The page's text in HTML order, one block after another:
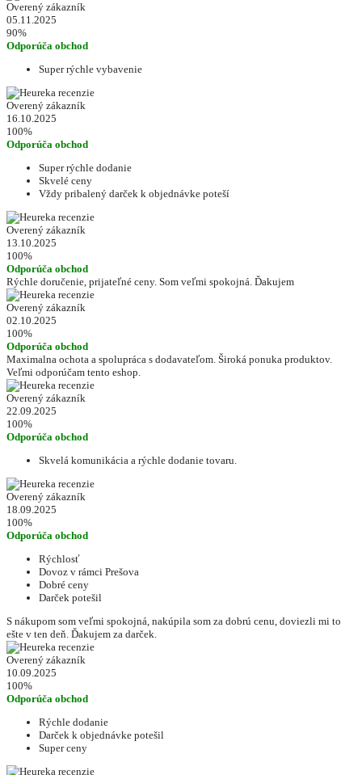
Overený zákazník
05.11.2025
90%
Odporúča obchod
Super rýchle vybavenie
Overený zákazník
16.10.2025
100%
Odporúča obchod
Super rýchle dodanie
Skvelé ceny
Vždy pribalený darček k objednávke poteší
Overený zákazník
13.10.2025
100%
Odporúča obchod
Rýchle doručenie, prijateľné ceny. Som veľmi spokojná. Ďakujem
Overený zákazník
02.10.2025
100%
Odporúča obchod
Maximalna ochota a spolupráca s dodavateľom. Široká ponuka produktov.
Veľmi odporúčam tento eshop.
Overený zákazník
22.09.2025
100%
Odporúča obchod
Skvelá komunikácia a rýchle dodanie tovaru.
Overený zákazník
18.09.2025
100%
Odporúča obchod
Rýchlosť
Dovoz v rámci Prešova
Dobré ceny
Darček potešil
S nákupom som veľmi spokojná, nakúpila som za dobrú cenu, doviezli mi to
ešte v ten deň. Ďakujem za darček.
Overený zákazník
10.09.2025
100%
Odporúča obchod
Rýchle dodanie
Darček k objednávke potešil
Super ceny